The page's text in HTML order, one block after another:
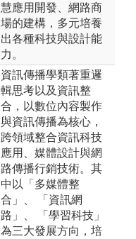
慧應用開發、網路商
場的建構，多元培養
出各種科技與設計能
力。
資訊傳播學類著重邏
輯思考以及資訊整
合，以數位內容製作
與資訊傳播為核心，
跨領域整合資訊科技
應用、媒體設計與網
路傳播行銷技術。其
中以「多媒體整
合」、 「資訊網
路」、 「學習科技」
為三大發展方向，培